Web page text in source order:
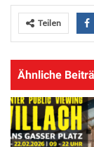
Teilen
Ähnliche